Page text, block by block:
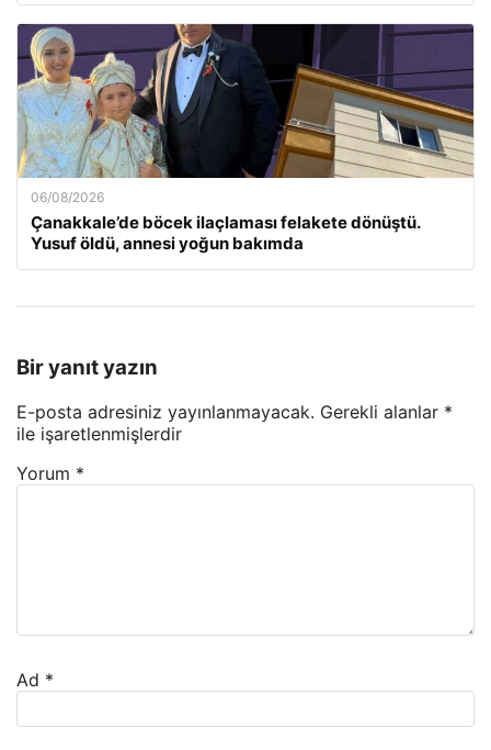
06/08/2026
Çanakkale’de böcek ilaçlaması felakete dönüştü.
Yusuf öldü, annesi yoğun bakımda
Bir yanıt yazın
E-posta adresiniz yayınlanmayacak. Gerekli alanlar *
ile işaretlenmişlerdir
Yorum *
Ad *